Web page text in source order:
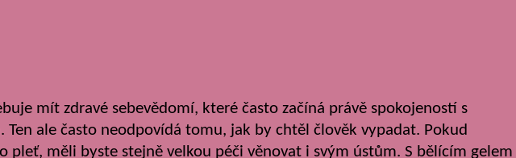
mít zdravé sebevědomí, které často začíná právě spokojeností s
Ten ale často neodpovídá tomu, jak by chtěl člověk vypadat. Pokud
pleť, měli byste stejně velkou péči věnovat i svým ústům. S bělícím gelem